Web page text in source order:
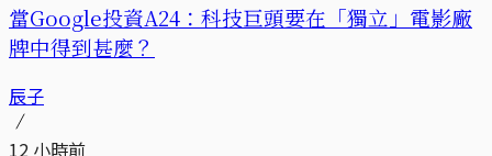
當Google投資A24：科技巨頭要在「獨立」電影廠
牌中得到甚麼？
辰子
12 小時前